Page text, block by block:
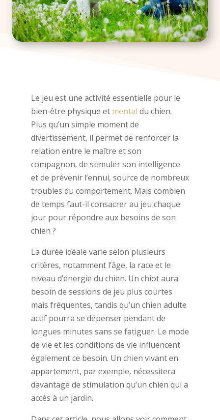
Le jeu est une activité essentielle pour le
bien-être physique et mental du chien.
Plus qu’un simple moment de
divertissement, il permet de renforcer la
relation entre le maître et son
compagnon, de stimuler son intelligence
et de prévenir l’ennui, source de nombreux
troubles du comportement. Mais combien
de temps faut-il consacrer au jeu chaque
jour pour répondre aux besoins de son
chien ?
La durée idéale varie selon plusieurs
critères, notamment l’âge, la race et le
niveau d’énergie du chien. Un chiot aura
besoin de sessions de jeu plus courtes
mais fréquentes, tandis qu’un chien adulte
actif pourra se dépenser pendant de
longues minutes sans se fatiguer. Le mode
de vie et les conditions de vie influencent
également ce besoin. Un chien vivant en
appartement, par exemple, nécessitera
davantage de stimulation qu’un chien qui a
accès à un jardin.